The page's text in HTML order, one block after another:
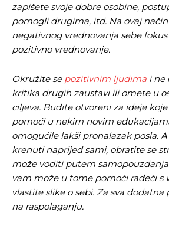
Pusti priču
odlučili da pustite Vašu priču da živi,
Objavi.ba
[wpuf_form id=”7463”]
Pusti priču
odlučili da pustite Vašu priču da živi,
Objavi.ba
[wpuf_form id=”7463”]
zapišete svoje dobre osobine,
pomogli drugima, itd. Na ovaj
negativnog vrednovanja sebe
pozitivno vrednovanje.
Okružite se pozitivnim ljudima i ne
kritika drugih zaustavi ili omete u
ciljeva. Budite otvoreni za ideje
pomoći u nekim novim
omogućile lakši pronalazak posla.
krenuti naprijed sami, obratite se
može voditi putem
vam može u tome pomoći radeći s
vlastite slike o sebi. Za sva
na raspolaganju.